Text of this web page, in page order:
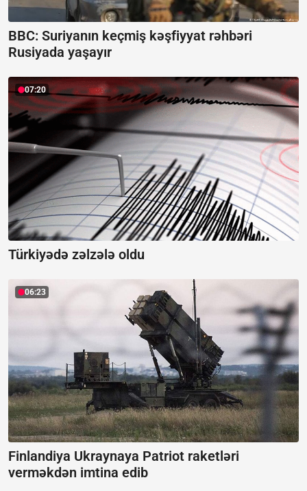
BBC: Suriyanın keçmiş kəşfiyyat rəhbəri
Rusiyada yaşayır
07:20
Türkiyədə zəlzələ oldu
06:23
Finlandiya Ukraynaya Patriot raketləri
verməkdən imtina edib